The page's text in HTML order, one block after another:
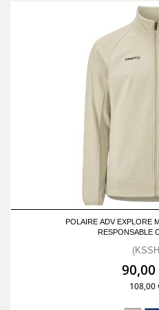
POLAIRE ADV EXPLORE
RESPONSABLE
90,00
108,00